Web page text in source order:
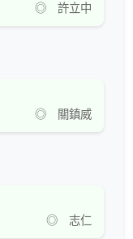
◎ 許立中
◎ 關鎮威
◎ 志仁